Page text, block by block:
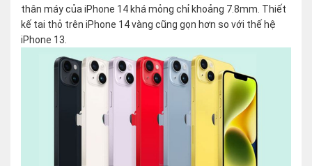
thân máy của iPhone 14 khá mỏng chỉ khoảng 7.8mm. Thiết
kế tai thỏ trên iPhone 14 vàng cũng gọn hơn so với thế hệ
iPhone 13.